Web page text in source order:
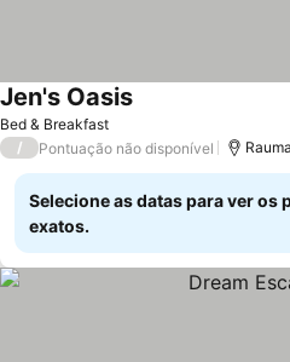
Bed & Breakfast
Jen's Oasis
/ Pontuação não disponível
Selecione as datas para ver os
exatos.